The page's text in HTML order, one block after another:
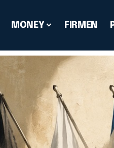
MONEY FIRMEN